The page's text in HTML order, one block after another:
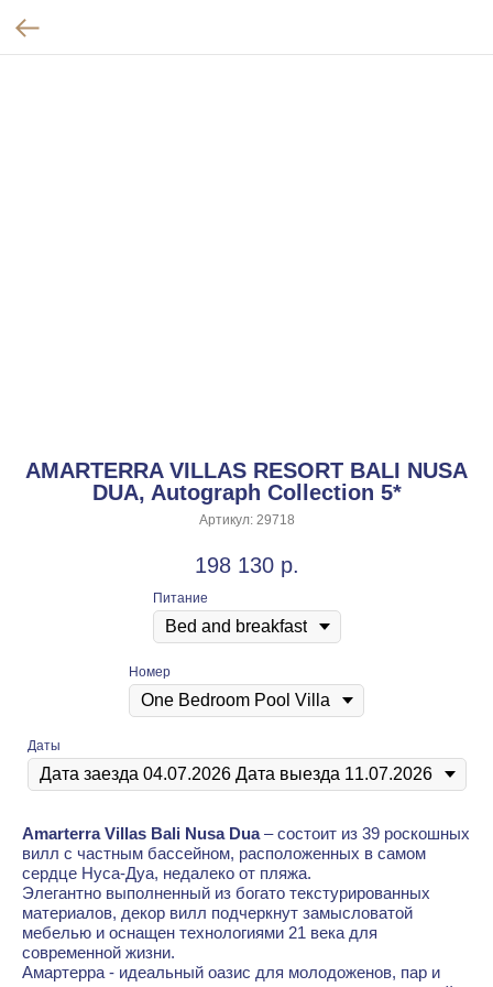
AMARTERRA VILLAS RESORT BALI NUSA
DUA, Autograph Collection 5*
Артикул: 29718
198 130 р.
Питание
Номер
Даты
Amarterra Villas Bali Nusa Dua– состоит из 39 роскошных
вилл с частным бассейном, расположенных в самом
сердце Нуса-Дуа, недалеко от пляжа.
Элегантно выполненный из богато текстурированных
материалов, декор вилл подчеркнут замысловатой
мебелью и оснащен технологиями 21 века для
современной жизни.
Амартерра - идеальный оазис для молодоженов, пар и